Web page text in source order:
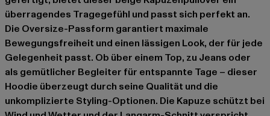
überragendes Tragegefühl und passt sich perfekt an.
Die Oversize-Passform garantiert maximale
Bewegungsfreiheit und einen lässigen Look, der für jede
Gelegenheit passt. Ob über einem Top, zu Jeans oder
als gemütlicher Begleiter für entspannte Tage – dieser
Hoodie überzeugt durch seine Qualität und die
unkomplizierte Styling-Optionen. Die Kapuze schützt bei